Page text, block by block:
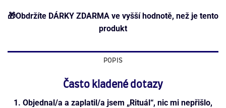
🎁Obdržíte DÁRKY ZDARMA ve vyšší hodnotě, než je tento
produkt
POPIS
Často kladené dotazy
1. Objednal/a a zaplatil/a jsem „Rituál“, nic mi nepřišlo,